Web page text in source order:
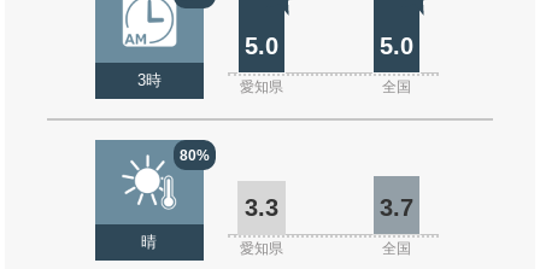
3時
5.0 5.0
愛知県 全国
80%
晴
3.3 3.7
愛知県 全国